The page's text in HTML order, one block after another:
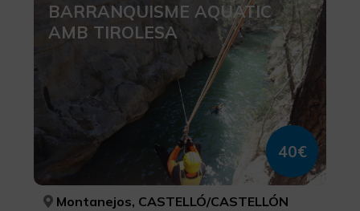
BARRANQUISME AQUATIC
AMB TIROLESA
40€
Montanejos, CASTELLÓ/CASTELLÓN